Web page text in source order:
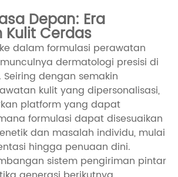
Depan: Era
Kulit Cerdas
dalam formulasi perawatan
dermatologi presisi di
Seiring dengan semakin
kulit yang dipersonalisasi,
platform yang dapat
formulasi dapat disesuaikan
dan masalah individu, mulai
hingga penuaan dini.
sistem pengiriman pintar